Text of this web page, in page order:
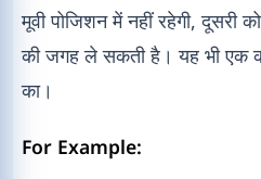
मूवी पोजिशन में नहीं रहेगी, दूसरी
की जगह ले सकती है। यह भी एक
का।
For Example: